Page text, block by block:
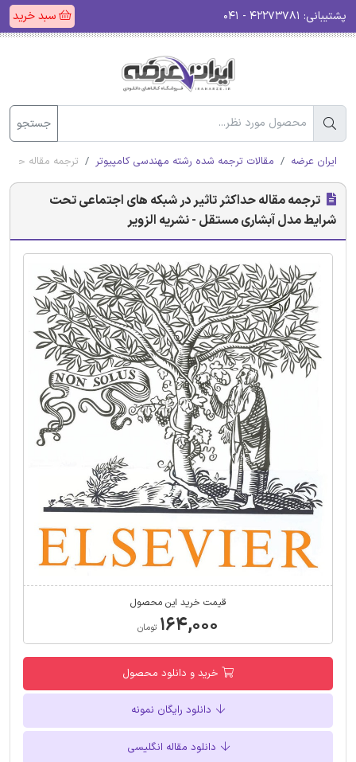
پشتیبانی: سبد خرید
جستجو
ایران عرضه مقالات ترجمه شده رشته مهندسی کامپیوتر ترجمه مقاله
ترجمه مقاله حداکثر تاثیر در شبکه های اجتماعی تحت
شرایط مدل آبشاری مستقل - نشریه الزویر
قیمت خرید این محصول
۱۶۴,۰۰۰ تومان
خرید و دانلود محصول
دانلود رایگان نمونه
دانلود مقاله انگلیسی